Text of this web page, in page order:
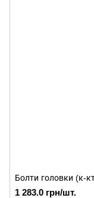
Болти головки (к-
1 283.0 грн/шт.